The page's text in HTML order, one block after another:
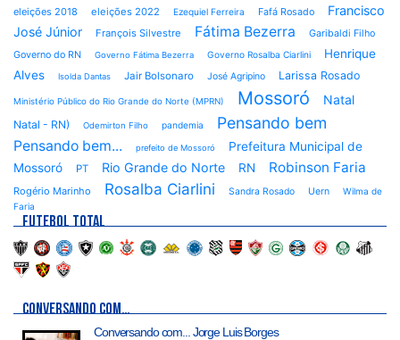
eleições 2018 eleições 2022 Ezequiel Ferreira Fafá Rosado
Francisco
José Júnior
François Silvestre Fátima Bezerra
Garibaldi Filho
Governo do RN
Governo Fátima Bezerra Governo Rosalba Ciarlini
Henrique
Alves
Isolda Dantas Jair Bolsonaro José Agripino Larissa Rosado
Ministério Público do Rio Grande do Norte (MPRN) Mossoró Natal
Natal - RN) Odemirton Filho pandemia Pensando bem
Pensando bem... prefeito de Mossoró
Prefeitura Municipal de
Mossoró
PT Rio Grande do Norte RN Robinson Faria
Rogério Marinho Rosalba Ciarlini Sandra Rosado Uern
Wilma de
Faria
FUTEBOL TOTAL
CONVERSANDO COM…
Conversando com... Jorge Luis Borges